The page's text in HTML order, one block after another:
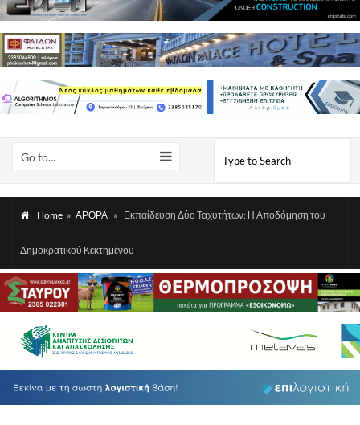
Go to...
Home » ΑΡΘΡΑ » Εκπαίδευση Δύο Ταχυτήτων: Η Αποδόμηση του
Δημοκρατικού Κεκτημένου